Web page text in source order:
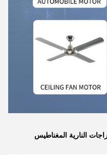
النارية المغناطيس